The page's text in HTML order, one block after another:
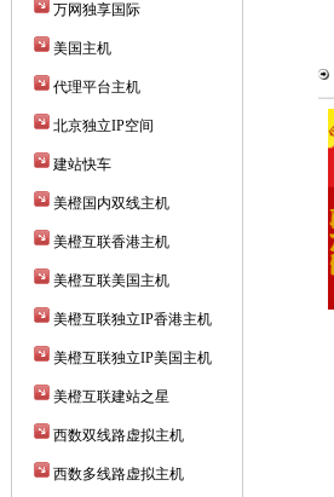
万网独享国际
美国主机
代理平台主机
北京独立IP空间
建站快车
美橙国内双线主机
美橙互联香港主机
美橙互联美国主机
美橙互联独立IP香港主机
美橙互联独立IP美国主机
美橙互联建站之星
西数双线路虚拟主机
西数多线路虚拟主机